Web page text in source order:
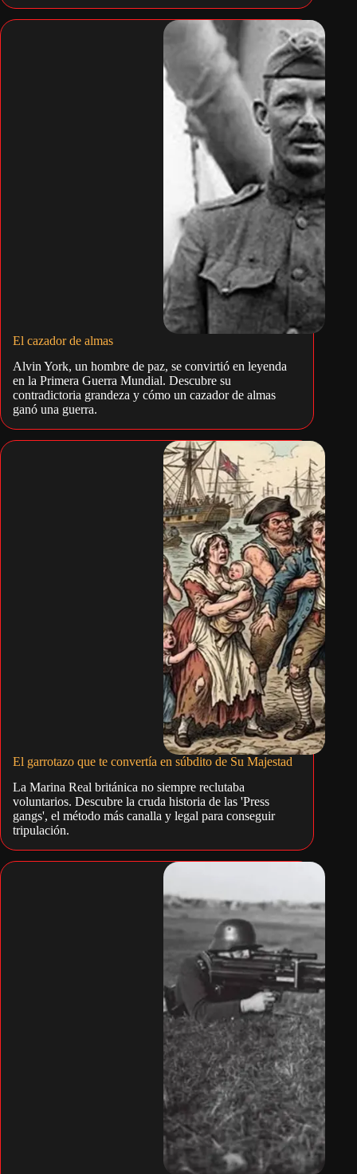
El cazador de almas
Alvin York, un hombre de paz, se convirtió en leyenda
en la Primera Guerra Mundial. Descubre su
contradictoria grandeza y cómo un cazador de almas
ganó una guerra.
El garrotazo que te convertía en súbdito de Su Majestad
La Marina Real británica no siempre reclutaba
voluntarios. Descubre la cruda historia de las 'Press
gangs', el método más canalla y legal para conseguir
tripulación.